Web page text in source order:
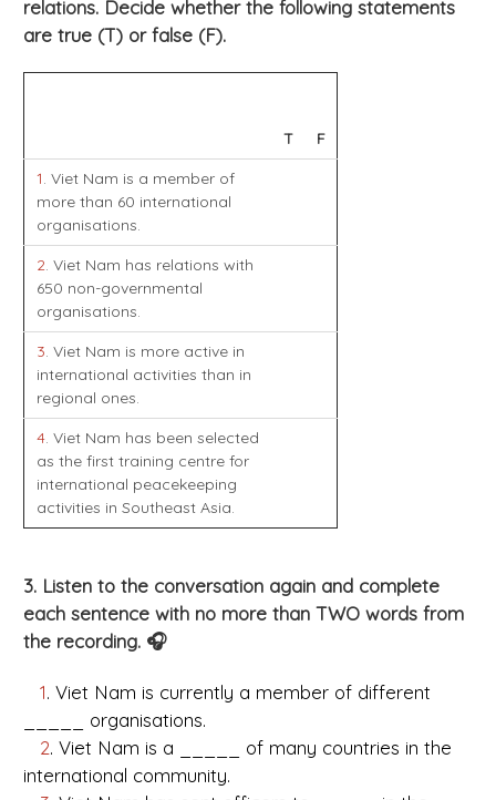
relations. Decide whether the following statements
are true (T) or false (F).
T
F
1. Viet Nam is a member of
more than 60 international
organisations.
2. Viet Nam has relations with
650 non-governmental
organisations.
3. Viet Nam is more active in
international activities than in
regional ones.
4. Viet Nam has been selected
as the first training centre for
international peacekeeping
activities in Southeast Asia.
3. Listen to the conversation again and complete
each sentence with no more than TWO words from
the recording. 🎧
1. Viet Nam is currently a member of different
_____ organisations.
2. Viet Nam is a _____ of many countries in the
international community.